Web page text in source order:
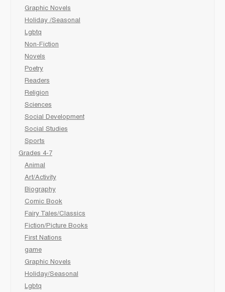
Graphic Novels
Holiday /Seasonal
Lgbtq
Non-Fiction
Novels
Poetry
Readers
Religion
Sciences
Social Development
Social Studies
Sports
Grades 4-7
Animal
Art/Activity
Biography
Comic Book
Fairy Tales/Classics
Fiction/Picture Books
First Nations
game
Graphic Novels
Holiday/Seasonal
Lgbtq